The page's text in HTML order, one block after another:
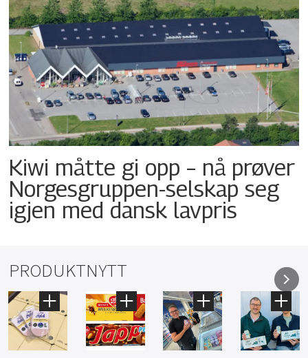
Kiwi måtte gi opp – nå prøver
Norgesgruppen-selskap seg
igjen med dansk lavpris
PRODUKTNYTT